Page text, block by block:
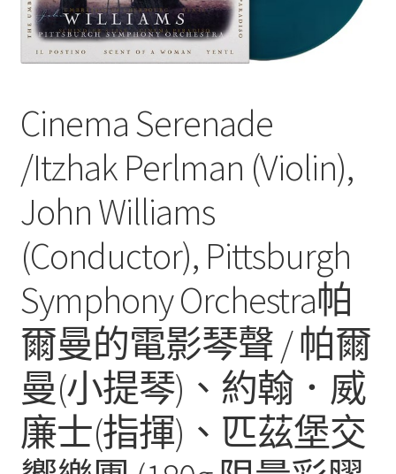
Cinema Serenade
/Itzhak Perlman (Violin),
John Williams
(Conductor), Pittsburgh
Symphony Orchestra帕
爾曼的電影琴聲 / 帕爾
曼(小提琴)、約翰．威
廉士(指揮)、匹茲堡交